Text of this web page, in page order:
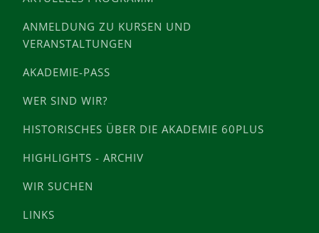
ANMELDUNG ZU KURSEN UND
VERANSTALTUNGEN
AKADEMIE-PASS
WER SIND WIR?
HISTORISCHES ÜBER DIE AKADEMIE 60PLUS
HIGHLIGHTS - ARCHIV
WIR SUCHEN
LINKS